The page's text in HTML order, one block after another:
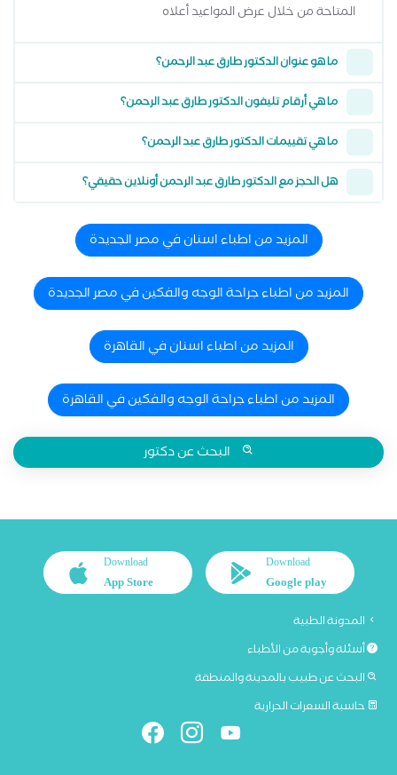
المتاحة من خلال عرض المواعيد أعلاه
ما هو عنوان الدكتور طارق عبد الرحمن؟
ما هي أرقام تليفون الدكتور طارق عبد الرحمن؟
ما هي تقييمات الدكتور طارق عبد الرحمن؟
هل الحجز مع الدكتور طارق عبد الرحمن أونلاين حقيقي؟
المزيد من اطباء اسنان في مصر الجديدة
المزيد من اطباء جراحة الوجه والفكين في مصر الجديدة
المزيد من اطباء اسنان في القاهرة
المزيد من اطباء جراحة الوجه والفكين في القاهرة
البحث عن دكتور
Download
Google play
Download
App Store
المدونة الطبية
أسئلة وأجوبة من الأطباء
البحث عن طبيب بالمدينة والمنطقة
حاسبة السعرات الحرارية